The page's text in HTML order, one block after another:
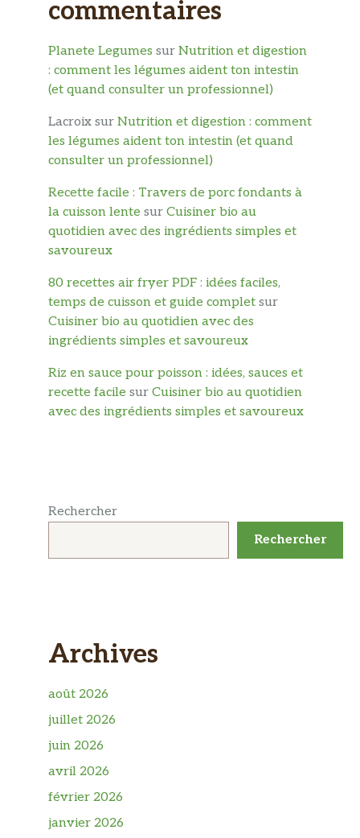
commentaires
Planete Legumes sur Nutrition et digestion
: comment les légumes aident ton intestin
(et quand consulter un professionnel)
Lacroix sur Nutrition et digestion : comment
les légumes aident ton intestin (et quand
consulter un professionnel)
Recette facile : Travers de porc fondants à
la cuisson lente sur Cuisiner bio au
quotidien avec des ingrédients simples et
savoureux
80 recettes air fryer PDF : idées faciles,
temps de cuisson et guide complet sur
Cuisiner bio au quotidien avec des
ingrédients simples et savoureux
Riz en sauce pour poisson : idées, sauces et
recette facile sur Cuisiner bio au quotidien
avec des ingrédients simples et savoureux
Rechercher
Rechercher
Archives
août 2026
juillet 2026
juin 2026
avril 2026
février 2026
janvier 2026